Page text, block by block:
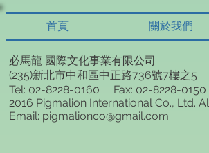
必馬龍 國際文化事業有限公司
(235)新北市中和區中正路736號7樓之5
Tel: 02-8228-0160 Fax: 02-8228-0150
2016 Pigmalion International Co., Ltd.
Email: pigmalionco@gmail.com
首頁 關於我們